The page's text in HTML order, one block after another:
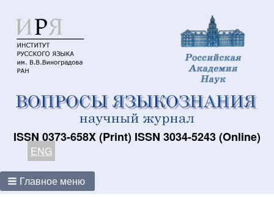
ISSN 0373-658X (Print) ISSN 3034-5243 (Online)
ENG
Главное меню